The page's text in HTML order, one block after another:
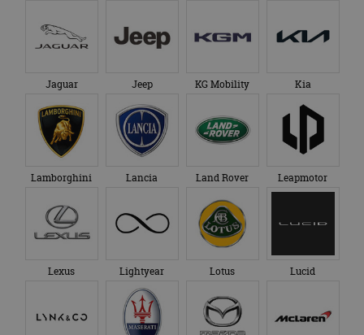
Jaguar Jeep KG Mobility Kia
Lamborghini Lancia Land Rover Leapmotor
Lexus Lightyear Lotus Lucid